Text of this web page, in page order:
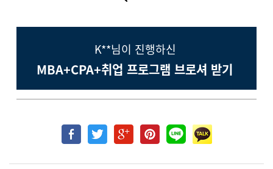
K**님이 진행하신
MBA+CPA+취업 프로그램 브로셔 받기